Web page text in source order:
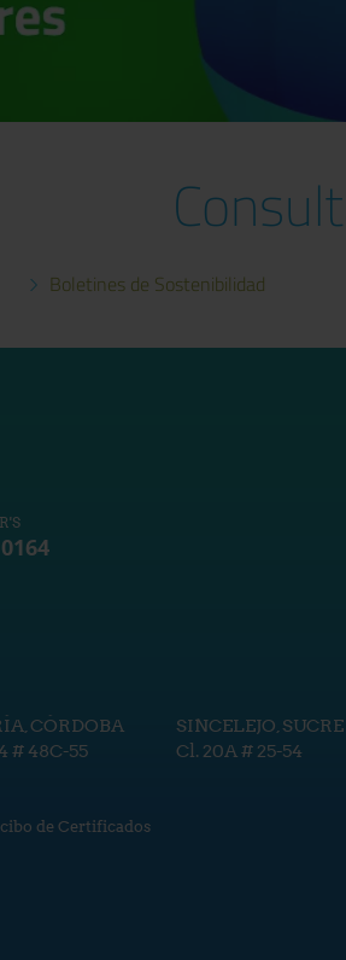
Boletines de Sostenibilidad
CÓRDOBA
# 48C-55
SINCELEJO, SUCRE
Cl. 20A # 25-54
de Certificados